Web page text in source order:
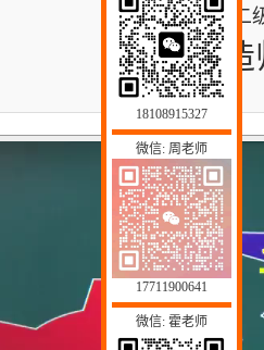
二级建
18108915327
微信: 周老师
17711900641
微信: 霍老师